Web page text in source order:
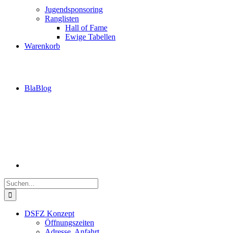
Jugendsponsoring
Ranglisten
Hall of Fame
Ewige Tabellen
Warenkorb
BlaBlog
Suche
nach:
DSFZ Konzept
Öffnungszeiten